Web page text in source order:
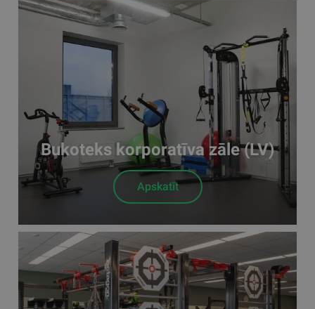
Bukoteks korporatīva zāle (LV)
Apskatīt